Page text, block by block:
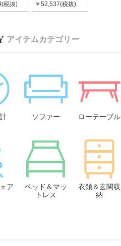
税抜)
￥52,537(税抜)
アイテムカテゴリー
ソファー ローテーブル
ア
ベッド＆マッ
トレス
衣類＆玄関収
納